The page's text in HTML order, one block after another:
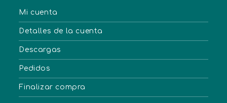
Mi cuenta
Detalles de la cuenta
Descargas
Pedidos
Finalizar compra